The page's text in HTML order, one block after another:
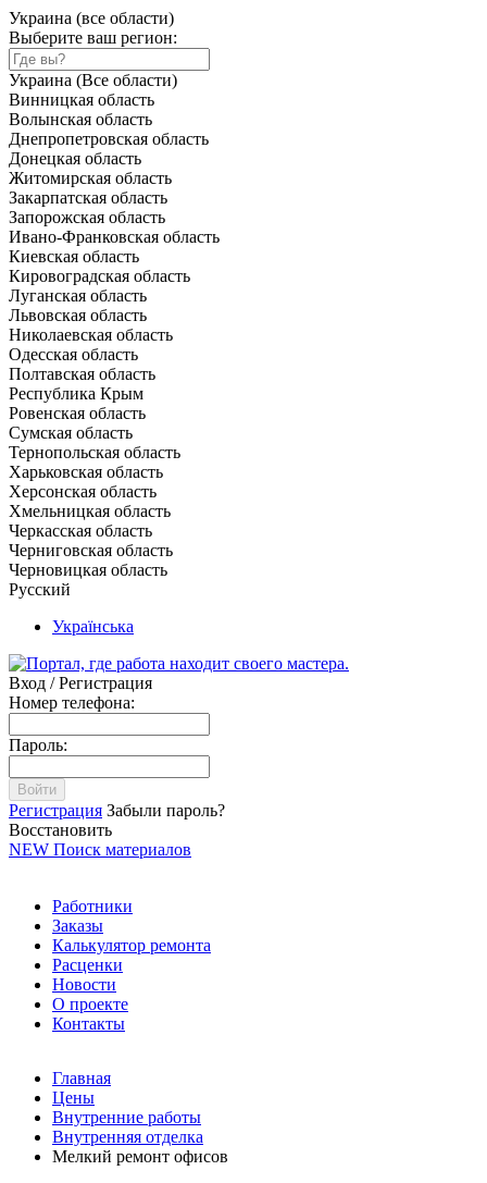
Украина (все области)
Выберите ваш регион:
Украина (Все области)
Винницкая область
Волынская область
Днепропетровская область
Донецкая область
Житомирская область
Закарпатская область
Запорожская область
Ивано-Франковская область
Киевская область
Кировоградская область
Луганская область
Львовская область
Николаевская область
Одесская область
Полтавская область
Республика Крым
Ровенская область
Сумская область
Тернопольская область
Харьковская область
Херсонская область
Хмельницкая область
Черкасская область
Черниговская область
Черновицкая область
Русский
Українська
Вход / Регистрация
Номер телефона:
Пароль:
Войти
Регистрация Забыли пароль?
Восстановить
NEW Поиск материалов
Работники
Заказы
Калькулятор ремонта
Расценки
Новости
О проекте
Контакты
Главная
Цены
Внутренние работы
Внутренняя отделка
Мелкий ремонт офисов